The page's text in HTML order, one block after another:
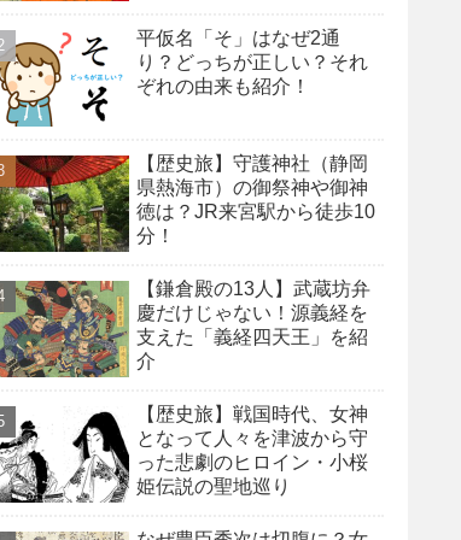
平仮名「そ」はなぜ2通
り？どっちが正しい？それ
ぞれの由来も紹介！
【歴史旅】守護神社（静岡
県熱海市）の御祭神や御神
徳は？JR来宮駅から徒歩10
分！
【鎌倉殿の13人】武蔵坊弁
慶だけじゃない！源義経を
支えた「義経四天王」を紹
介
【歴史旅】戦国時代、女神
となって人々を津波から守
った悲劇のヒロイン・小桜
姫伝説の聖地巡り